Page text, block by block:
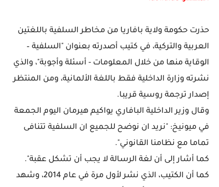
حذرت حكومة ولاية بافاريا من مخاطر السلفية باللغتين
العربية والتركية، في كتيب أصدرته بعنوان "السلفية –
الوقاية منها من خلال المعلومات - أسئلة وأجوبة"، والذي
نشرته وزارة الداخلية فقط باللغة الألمانية، ومن المنتظر
إصدار ترجمة روسية قريبا.
وقال وزير الداخلية البافاري يواكيم هيرمان اليوم الجمعة
في ميونيخ: "نريد ان نوضح للجميع ان السلفية تتنافى
تماما مع نظامنا القانوني".
كما أشار إلى أن لغة الرسالة لا يجب أن تشكل عقبة".
كما أن الكتيب، الذي نشر لأول مرة في عام 2014، وشهد